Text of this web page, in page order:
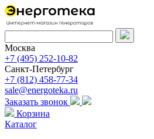
Москва
+7 (495) 252-10-82
Санкт-Петербург
+7 (812) 458-77-34
sale@energoteka.ru
Заказать звонок
Корзина
Каталог